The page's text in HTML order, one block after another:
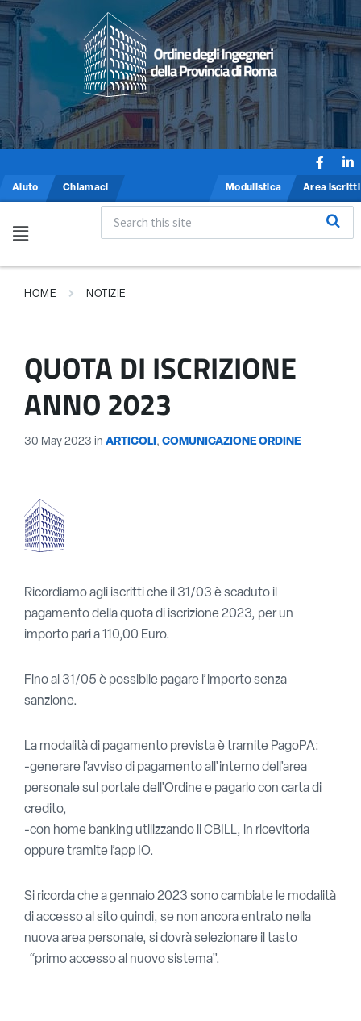
Aiuto Chiamaci Modulistica Area iscritti
HOME NOTIZIE
QUOTA DI ISCRIZIONE
ANNO 2023
30 May 2023 in ARTICOLI, COMUNICAZIONE ORDINE
Ricordiamo agli iscritti che il 31/03 è scaduto il
pagamento della quota di iscrizione 2023, per un
importo pari a 110,00 Euro.
Fino al 31/05 è possibile pagare l’importo senza
sanzione.
La modalità di pagamento prevista è tramite PagoPA:
-generare l’avviso di pagamento all’interno dell’area
personale sul portale dell’Ordine e pagarlo con carta di
credito,
-con home banking utilizzando il CBILL, in ricevitoria
oppure tramite l’app IO.
Si ricorda che a gennaio 2023 sono cambiate le modalità
di accesso al sito quindi, se non ancora entrato nella
nuova area personale, si dovrà selezionare il tasto
“primo accesso al nuovo sistema”.